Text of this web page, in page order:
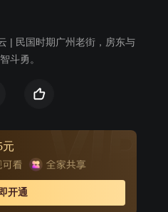
| 民国时期广州老街，房东与
斗勇。
元
开通